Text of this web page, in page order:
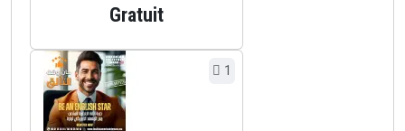
Gratuit
1